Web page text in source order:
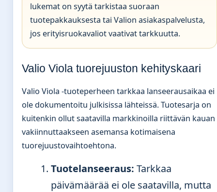
lukemat on syytä tarkistaa suoraan
tuotepakkauksesta tai Valion asiakaspalvelusta,
jos erityisruokavaliot vaativat tarkkuutta.
Valio Viola tuorejuuston kehityskaari
Valio Viola -tuoteperheen tarkkaa lanseerausaikaa ei
ole dokumentoitu julkisissa lähteissä. Tuotesarja on
kuitenkin ollut saatavilla markkinoilla riittävän kauan
vakiinnuttaakseen asemansa kotimaisena
tuorejuustovaihtoehtona.
Tuotelanseeraus: Tarkkaa
päivämäärää ei ole saatavilla, mutta